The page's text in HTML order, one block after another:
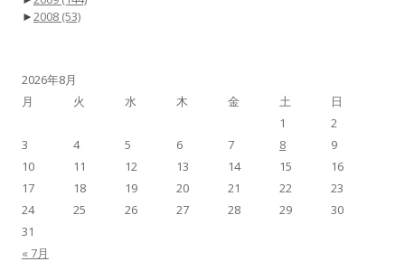
►2008 (53)
2026年8月
月
火 水 木 金 土 日
« 7月
1
2
3
4 5 6 7 8
9
10
11 12 13 14 15
16
17
18 19 20 21 22
23
24
25 26 27 28 29
30
31